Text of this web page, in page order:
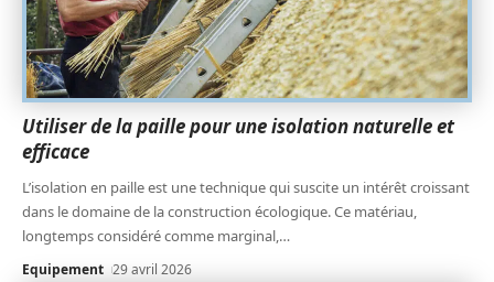
Utiliser de la paille pour une isolation naturelle et
efficace
L’isolation en paille est une technique qui suscite un intérêt croissant
dans le domaine de la construction écologique. Ce matériau,
longtemps considéré comme marginal,…
Equipement 29 avril 2026